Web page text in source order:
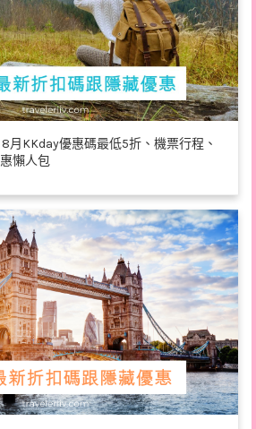
月KKday優惠碼最低5折、機票行程、
懶人包